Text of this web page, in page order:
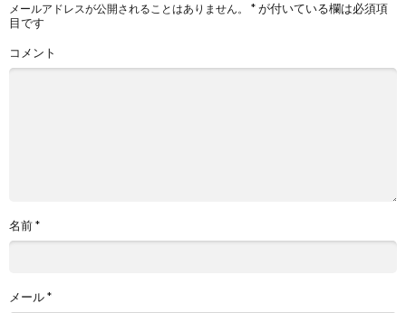
メールアドレスが公開されることはありません。 *が付いている欄は必須項
目です
コメント
名前*
メール*